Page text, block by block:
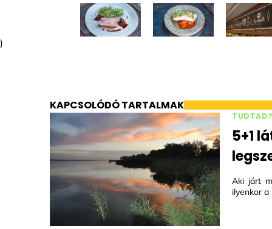
)
KAPCSOLÓDÓ TARTALMAK
TUDTAD?
5+1
Aki járt
ilyenkor